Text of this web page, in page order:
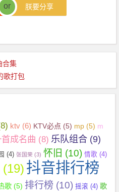
or 朕要分享
合集
歌打包
ktv (6) KTV必点 (5) mp (5) m
成名曲 (8) 乐队组合 (9)
(4) 张国荣 (3) 怀旧 (10) 情歌 (4)
(19) 抖音排行榜
歌 (5) 排行榜 (10) 摇滚 (4) 歌